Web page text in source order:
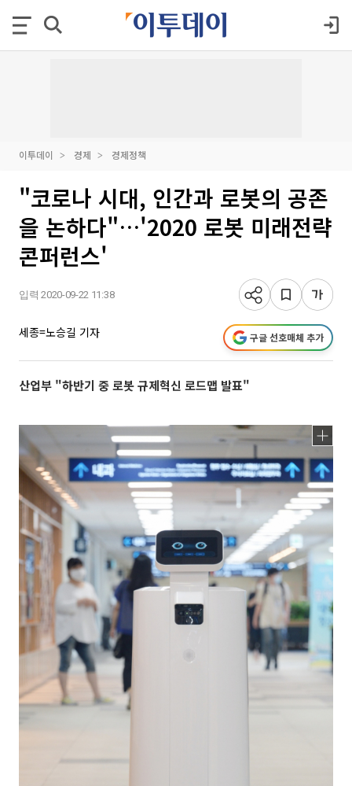
이투데이 경제 경제정책
"코로나 시대, 인간과 로봇의 공존
을 논하다"…'2020 로봇 미래전략
콘퍼런스'
입력 2020-09-22 11:38
세종=노승길 기자 구글 선호매체 추가
산업부 "하반기 중 로봇 규제혁신 로드맵 발표"